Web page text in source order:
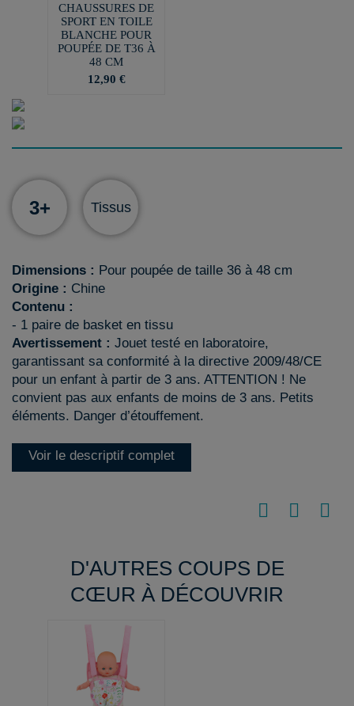
CHAUSSURES DE
SPORT EN TOILE
BLANCHE POUR
POUPÉE DE T36 À
48 CM
12,90 €
3+ Tissus
Dimensions : Pour poupée de taille 36 à 48 cm
Origine : Chine
Contenu :
- 1 paire de basket en tissu
Avertissement : Jouet testé en laboratoire,
garantissant sa conformité à la directive 2009/48/CE
pour un enfant à partir de 3 ans. ATTENTION ! Ne
convient pas aux enfants de moins de 3 ans. Petits
éléments. Danger d’étouffement.
Voir le descriptif complet
D'AUTRES COUPS DE
CŒUR À DÉCOUVRIR